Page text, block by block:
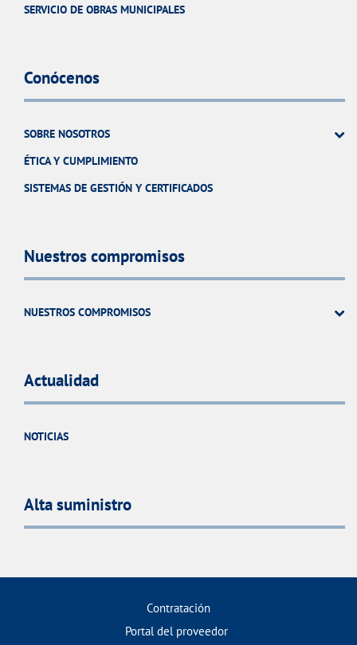
SERVICIO DE OBRAS MUNICIPALES
Conócenos
SOBRE NOSOTROS
ÉTICA Y CUMPLIMIENTO
SISTEMAS DE GESTIÓN Y CERTIFICADOS
Nuestros compromisos
NUESTROS COMPROMISOS
Actualidad
NOTICIAS
Alta suministro
Contratación
Portal del proveedor